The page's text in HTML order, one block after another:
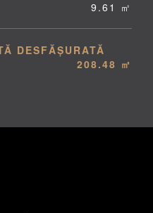
9.61 ㎡
DESFĂȘURATĂ
208.48 ㎡